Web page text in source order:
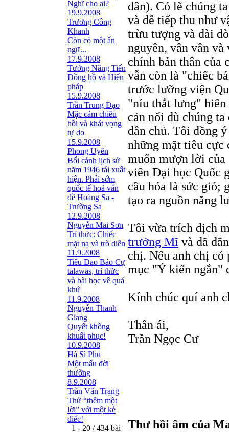
Nghĩ cho ai?
19.9.2008
Trương Công
Khanh
Còn có một ẩn
ngữ...
17.9.2008
Tưởng Năng Tiến
Đồng hồ và Hiến
pháp
15.9.2008
Trần Trung Đạo
Mặc cảm chiêu
hồi và khát vọng
tự do
15.9.2008
Phong Uyên
Bối cảnh lịch sử
năm 1946 tái xuất
hiện. Phải sớm
quốc tế hoá vấn
đề Hoàng Sa -
Trường Sa
12.9.2008
Nguyễn Mai Sơn
Trí thức: Chiếc
mặt nạ và trò diễn
11.9.2008
Tiêu Dao Bảo Cự
talawas, trí thức
và bài học về quá
khứ
11.9.2008
Nguyễn Thanh
Giang
Quyết không
khuất phục!
10.9.2008
Hà Sĩ Phu
Một mẩu đời
thường
8.9.2008
Trần Văn Trạng
Thử “thêm một
lời” với một kẻ
điếc!
1 - 20 / 434 bài
dân). Có lẽ chúng
và dễ tiếp thu như
trừu tượng và dài
nguyên, vân vân
chính bản thân của
vẫn còn là "chiếc
trước lưỡng viện
"níu thắt lưng" hiến
cản nổi dù chúng
dân chủ. Tôi đồng
những mặt tiêu cực
muốn mượn lời
viên Đại học Quốc
cầu hóa là sức gió;
tạo ra nguồn năng
Tôi vừa trích dịch
trưởng Mĩ và đã
chị. Nếu anh chị có
mục "Ý kiến ngắn"
Kính chúc quí anh
Thân ái,
Trần Ngọc Cư
Thư hồi âm của